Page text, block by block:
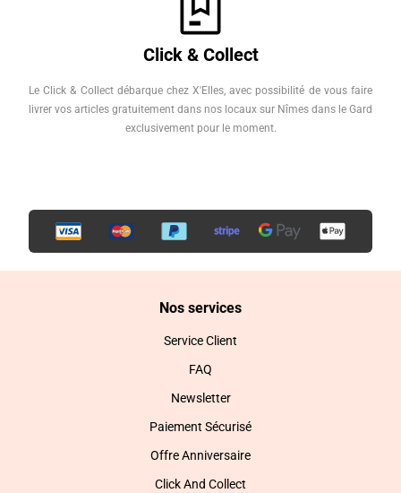
Click & Collect
Le Click & Collect débarque chez X'Elles, avec possibilité de vous faire
livrer vos articles gratuitement dans nos locaux sur Nîmes dans le Gard
exclusivement pour le moment.
Nos services
Service Client
FAQ
Newsletter
Paiement Sécurisé
Offre Anniversaire
Click And Collect